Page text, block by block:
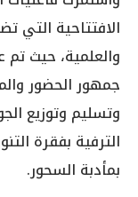
الافتتاحية التي
والعلمية، حيث
جمهور الحضور
وتسليم وتوزيع
الترفية بفقرة
بمأدبة السحور.